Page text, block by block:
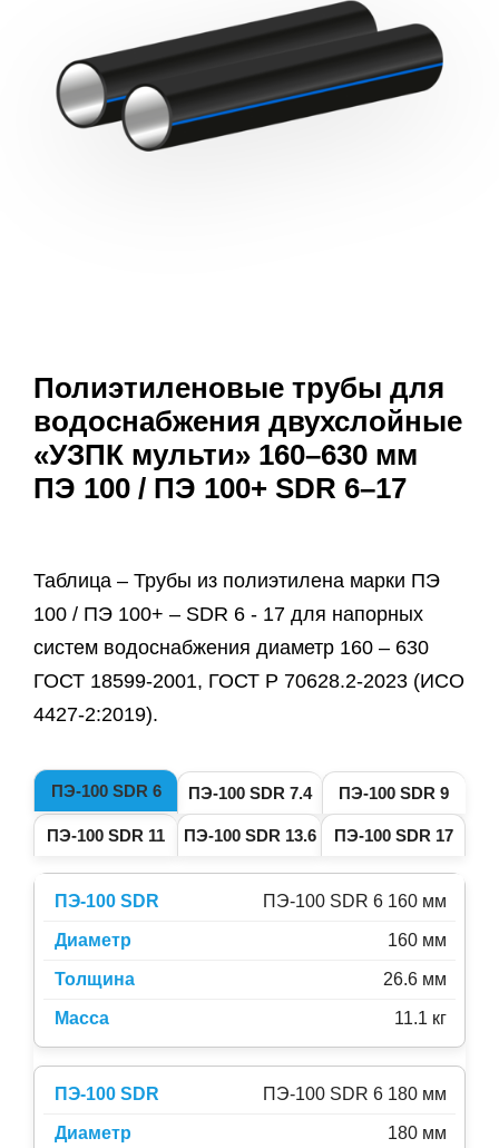
Полиэтиленовые трубы для
водоснабжения двухслойные
«УЗПК мульти» 160–630 мм
ПЭ 100 / ПЭ 100+ SDR 6–17
Таблица – Трубы из полиэтилена марки ПЭ
100 / ПЭ 100+ – SDR 6 - 17 для напорных
систем водоснабжения диаметр 160 – 630
ГОСТ 18599-2001, ГОСТ Р 70628.2-2023 (ИСО
4427-2:2019).
ПЭ-100 SDR 6 ПЭ-100 SDR 7.4 ПЭ-100 SDR 9
ПЭ-100 SDR 11 ПЭ-100 SDR 13.6 ПЭ-100 SDR 17
ПЭ-100 SDR 6 160 мм
160 мм
26.6 мм
11.1 кг
ПЭ-100 SDR 6 180 мм
180 мм